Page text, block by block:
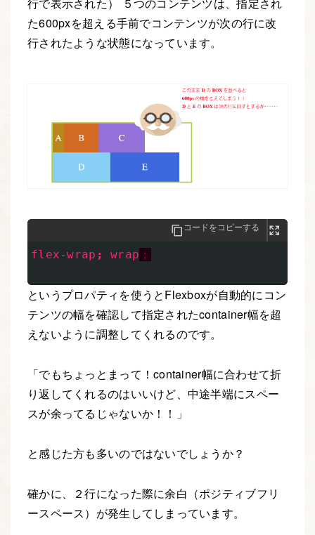
行で表示された） ５つのコンテンツは、指定され
た600pxを超える手前でコンテンツが次の行に改
行されたような状態になっています。
コードをコピーする
flex-wrap ; wrap ；
というプロパティを使うとFlexboxが自動的にコン
テンツの幅を確認して指定されたcontainer幅を超
えないように調整してくれるのです。
「でもちょっとまって！container幅に合わせて折
り返してくれるのはいいけど、中途半端にスペー
スが余ってるじゃないか！！」
と感じた方も多いのではないでしょうか？
確かに、２行になった際に余白（ポジティブフリ
ースペース）が発生してしまっています。